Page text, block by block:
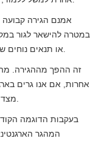
אמנם הגירה
במטרה להישאר לגור
זה ההפך מההגירה.
אחרות, אם אנו גרים
בעקבות הדוגמה
המהגר